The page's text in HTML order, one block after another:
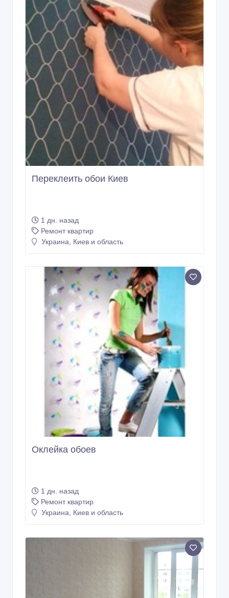
Переклеить обои Киев
1 дн. назад
Ремонт квартир
Украина, Киев и область
Оклейка обоев
1 дн. назад
Ремонт квартир
Украина, Киев и область